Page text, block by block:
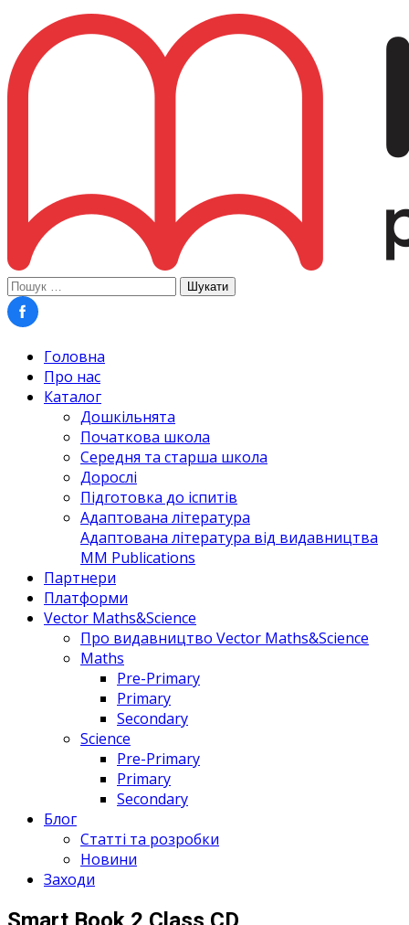
Пошук:
Головна
Про нас
Каталог
Дошкільнята
Початкова школа
Середня та старша школа
Дорослі
Підготовка до іспитів
Адаптована література
Адаптована література від видавництва
MM Publications
Партнери
Платформи
Vector Maths&Science
Про видавництво Vector Maths&Science
Maths
Pre-Primary
Primary
Secondary
Science
Pre-Primary
Primary
Secondary
Блог
Статті та розробки
Новини
Заходи